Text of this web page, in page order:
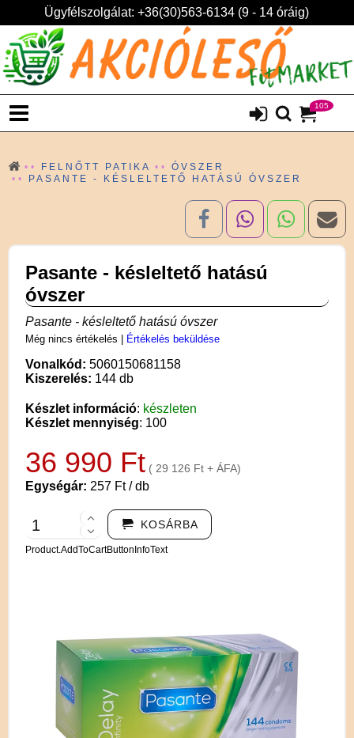
Ügyfélszolgálat: +36(30)563-6134 (9 - 14 óráig)
105
FELNŐTT PATIKA
ÓVSZER
PASANTE - KÉSLELTETŐ HATÁSÚ ÓVSZER
Pasante - késleltető hatású
óvszer
Pasante - késleltető hatású óvszer
Még nincs értékelés Értékelés beküldése
Vonalkód: 5060150681158
Kiszerelés: 144 db
Készlet információ: készleten
Készlet mennyiség: 100
36 990 Ft ( 29 126 Ft + ÁFA)
Egységár: 257 Ft / db
KOSÁRBA
Product.AddToCartButtonInfoText